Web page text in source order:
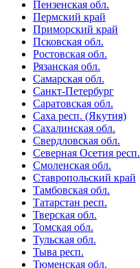
Пензенская обл.
Пермский край
Приморский край
Псковская обл.
Ростовская обл.
Рязанская обл.
Самарская обл.
Санкт-Петербург
Саратовская обл.
Саха респ. (Якутия)
Сахалинская обл.
Свердловская обл.
Северная Осетия респ.
Смоленская обл.
Ставропольский край
Тамбовская обл.
Татарстан респ.
Тверская обл.
Томская обл.
Тульская обл.
Тыва респ.
Тюменская обл.